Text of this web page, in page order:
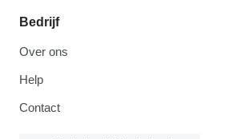
Bedrijf
Over ons
Help
Contact